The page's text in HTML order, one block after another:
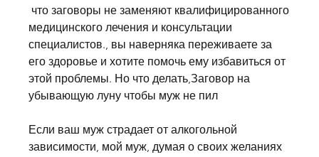
медицинского лечения и консультации
специалистов., вы наверняка переживаете за
его здоровье и хотите помочь ему избавиться от
этой проблемы. Но что делать,Заговор на
убывающую луну чтобы муж не пил
Если ваш муж страдает от алкогольной
зависимости, мой муж, думая о своих желаниях